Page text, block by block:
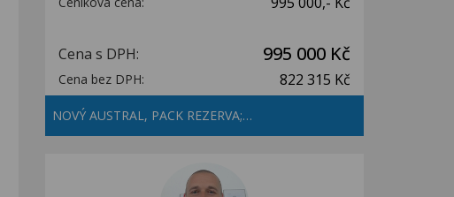
Cena s DPH: 995 000 Kč
Cena bez DPH: 822 315 Kč
NOVÝ AUSTRAL, PACK REZERVA;…